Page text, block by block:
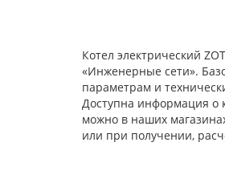
Котел электрический
«Инженерные сети».
параметрам и
Доступна информация о
можно в наших
или при получении,